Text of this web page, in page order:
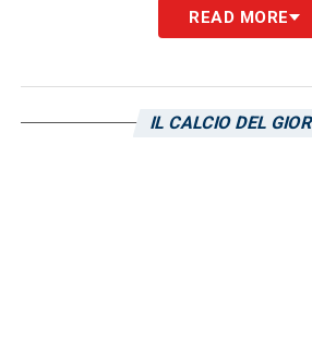
READ MORE
IL CALCIO DEL